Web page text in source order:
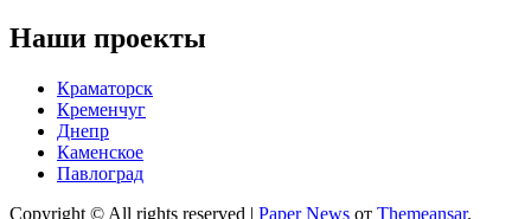
Наши проекты
Краматорск
Кременчуг
Днепр
Каменское
Павлоград
Copyright © All rights reserved | Paper News от Themeansar.